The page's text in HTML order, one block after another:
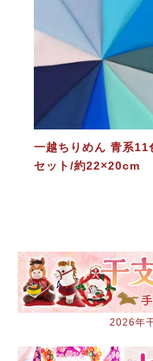
一越ちりめん 青系11
セット/約22×20cm
2026年